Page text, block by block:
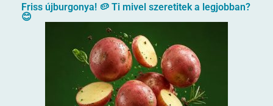
Friss újburgonya! 🥔 Ti mivel szeretitek a legjobban?
😊